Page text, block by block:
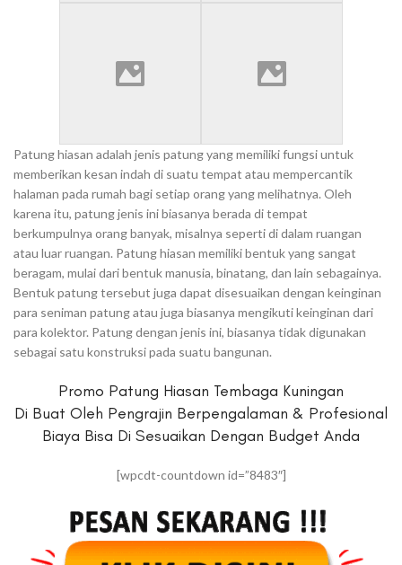
Patung hiasan adalah jenis patung yang memiliki fungsi untuk
memberikan kesan indah di suatu tempat atau mempercantik
halaman pada rumah bagi setiap orang yang melihatnya. Oleh
karena itu, patung jenis ini biasanya berada di tempat
berkumpulnya orang banyak, misalnya seperti di dalam ruangan
atau luar ruangan. Patung hiasan memiliki bentuk yang sangat
beragam, mulai dari bentuk manusia, binatang, dan lain sebagainya.
Bentuk patung tersebut juga dapat disesuaikan dengan keinginan
para seniman patung atau juga biasanya mengikuti keinginan dari
para kolektor. Patung dengan jenis ini, biasanya tidak digunakan
sebagai satu konstruksi pada suatu bangunan.
Promo Patung Hiasan Tembaga Kuningan
Di Buat Oleh Pengrajin Berpengalaman & Profesional
Biaya Bisa Di Sesuaikan Dengan Budget Anda
[wpcdt-countdown id=”8483″]